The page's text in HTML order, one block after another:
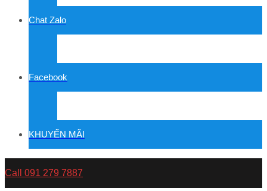
Chat Zalo
Facebook
KHUYẾN MÃI
Call 091 279 7887